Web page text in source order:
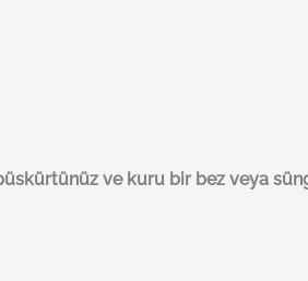
ve kuru bir bez veya